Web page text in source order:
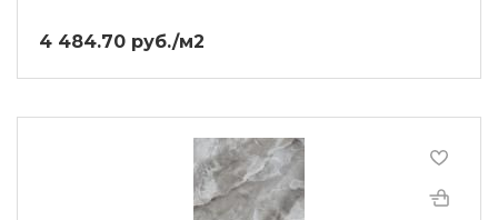
4 484.70 руб./м2